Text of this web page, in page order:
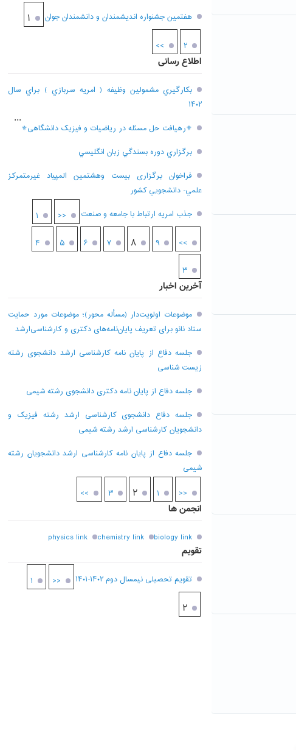
هفتمين جشنواره انديشمندان و دانشمندان جوان
۱
۲ >>
اطلاع رسانی
بکارگيري مشمولين وظيفه ( امريه سربازي ) براي سال
۱۴۰۲
⚜رهیافت حل مسئله در ریاضیات و فیزیک دانشگاهی⚜
برگزاري دوره بسندگي زبان انگليسي
فراخوان برگزاری بيست وهشتمين المپياد غيرمتمركز
علمي- دانشجويي كشور
جذب امریه ارتباط با جامعه و صنعت
<< ۱
...
۳
۴ ۵ ۶ ۷ ۸ ۹ >>
آخرین اخبار
موضوعات اولویت‌دار (مسأله محور)؛ موضوعات مورد حمایت
ستاد نانو برای تعریف پایان‌نامه‌های دکتری و کارشناسی‌ارشد
جلسه دفاع از پایان نامه کارشناسی ارشد دانشجوی رشته
زیست شناسی
جلسه دفاع از پایان نامه دکتری دانشجوی رشته شیمی
جلسه دفاع دانشجوی کارشناسی ارشد رشته فیزیک و
دانشجویان کارشناسی ارشد رشته شیمی
جلسه دفاع از پایان نامه کارشناسی ارشد دانشجویان رشته
شیمی
<< ۱ ۲ ۳ >>
انجمن ها
biology link
chemistry link
physics link
تقویم
تقویم تحصیلی نیمسال دوم ۱۴۰۲-۱۴۰۱ << ۱
۲